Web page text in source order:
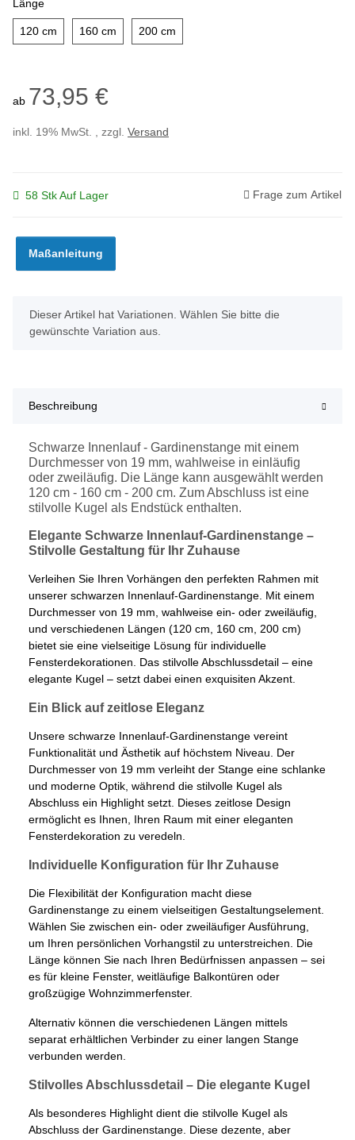
Länge
120 cm 120 cm160 cm 160 cm200 cm
ab 73,95 €
inkl. 19% MwSt. , zzgl. Versand
58 Stk Auf Lager Frage zum Artikel
Maßanleitung
x
Dieser Artikel hat Variationen. Wählen Sie bitte die
gewünschte Variation aus.
Beschreibung
Schwarze Innenlauf - Gardinenstange mit einem
Durchmesser von 19 mm, wahlweise in einläufig
oder zweiläufig. Die Länge kann ausgewählt werden
120 cm - 160 cm - 200 cm. Zum Abschluss ist eine
stilvolle Kugel als Endstück enthalten.
Elegante Schwarze Innenlauf-Gardinenstange –
Stilvolle Gestaltung für Ihr Zuhause
Verleihen Sie Ihren Vorhängen den perfekten Rahmen mit
unserer schwarzen Innenlauf-Gardinenstange. Mit einem
Durchmesser von 19 mm, wahlweise ein- oder zweiläufig,
und verschiedenen Längen (120 cm, 160 cm, 200 cm)
bietet sie eine vielseitige Lösung für individuelle
Fensterdekorationen. Das stilvolle Abschlussdetail – eine
elegante Kugel – setzt dabei einen exquisiten Akzent.
Ein Blick auf zeitlose Eleganz
Unsere schwarze Innenlauf-Gardinenstange vereint
Funktionalität und Ästhetik auf höchstem Niveau. Der
Durchmesser von 19 mm verleiht der Stange eine schlanke
und moderne Optik, während die stilvolle Kugel als
Abschluss ein Highlight setzt. Dieses zeitlose Design
ermöglicht es Ihnen, Ihren Raum mit einer eleganten
Fensterdekoration zu veredeln.
Individuelle Konfiguration für Ihr Zuhause
Die Flexibilität der Konfiguration macht diese
Gardinenstange zu einem vielseitigen Gestaltungselement.
Wählen Sie zwischen ein- oder zweiläufiger Ausführung,
um Ihren persönlichen Vorhangstil zu unterstreichen. Die
Länge können Sie nach Ihren Bedürfnissen anpassen – sei
es für kleine Fenster, weitläufige Balkontüren oder
großzügige Wohnzimmerfenster.
Alternativ können die verschiedenen Längen mittels
separat erhältlichen Verbinder zu einer langen Stange
verbunden werden.
Stilvolles Abschlussdetail – Die elegante Kugel
Als besonderes Highlight dient die stilvolle Kugel als
Abschluss der Gardinenstange. Diese dezente, aber